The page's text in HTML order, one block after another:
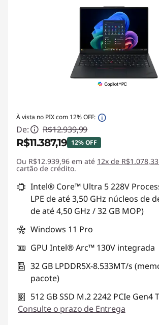
À vista no PIX com 12% OFF:
De: R$12.939,99
R$11.387,19 12% OFF
Economias instantâneas :-
Ou R$12.939,96 em até 12x de
cartão de crédito.
Intel® Core™ Ultra 5 228V
LPE de até 3,50 GHz núcleos de
de até 4,50 GHz / 32 GB MOP)
Windows 11 Pro
GPU Intel® Arc™ 130V integrada
32 GB LPDDR5X-8.533MT/s
pacote)
512 GB SSD M.2 2242 PCIe Gen4
Consulte o prazo de Entrega